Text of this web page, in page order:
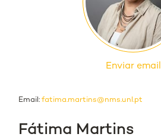
Enviar email
Email: fatima.martins@nms.unl.pt
Fátima Martins